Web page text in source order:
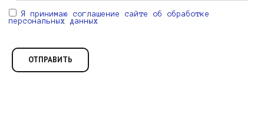
Я принимаю соглашение сайте об обработке
персональных данных